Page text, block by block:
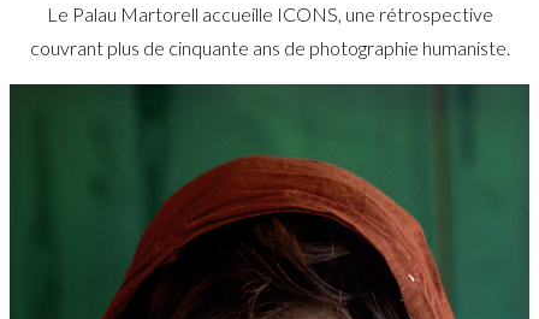
Le Palau Martorell accueille ICONS, une rétrospective
couvrant plus de cinquante ans de photographie humaniste.